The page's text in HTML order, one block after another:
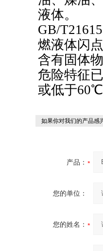
液体。
GB/
燃液体闪
含有固体
危险特征
或低于
如果你对我们的产品感
产品：
您的单位：
您的姓名：